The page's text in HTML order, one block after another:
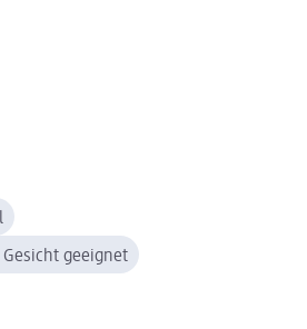
geeignet